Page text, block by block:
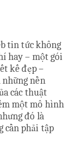
tin tức không
hay – một gói
kế đẹp –
nền
các thuật
một mô hình
đó là
cần phải tập